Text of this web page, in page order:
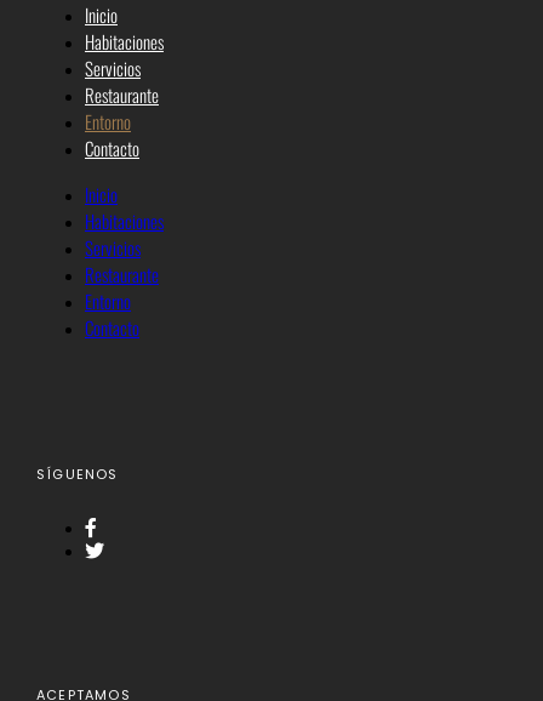
Inicio
Habitaciones
Servicios
Restaurante
Entorno
Contacto
Inicio
Habitaciones
Servicios
Restaurante
Entorno
Contacto
SÍGUENOS
ACEPTAMOS